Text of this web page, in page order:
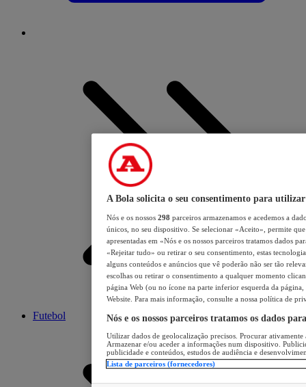
Futebol
A Bola solicita o seu consentimento para utilizar
Nós e os nossos 298 parceiros armazenamos e acedemos a
únicos, no seu dispositivo. Se selecionar «Aceito», permite
apresentadas em «Nós e os nossos parceiros tratamos dados
«Rejeitar tudo» ou retirar o seu consentimento, estas
alguns conteúdos e anúncios que vê poderão não ser tão
escolhas ou retirar o consentimento a qualquer momento
página Web (ou no ícone na parte inferior esquerda da página,
Website. Para mais informação, consulte a nossa política de
Nós e os nossos parceiros tratamos os dados
Utilizar dados de geolocalização precisos. Procurar
Armazenar e/ou aceder a informações num dispositivo.
publicidade e conteúdos, estudos de audiência e
Lista de parceiros (fornecedores)